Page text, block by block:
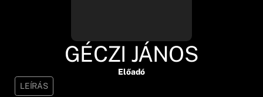
GÉCZI JÁNOS
Előadó
LEÍRÁS